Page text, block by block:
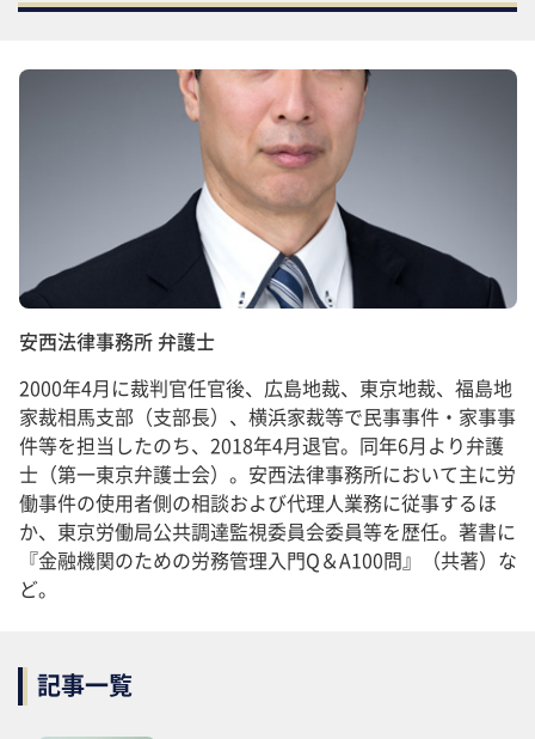
安西法律事務所 弁護士
2000年4月に裁判官任官後、広島地裁、東京地裁、福島地
家裁相馬支部（支部長）、横浜家裁等で民事事件・家事事
件等を担当したのち、2018年4月退官。同年6月より弁護
士（第一東京弁護士会）。安西法律事務所において主に労
働事件の使用者側の相談および代理人業務に従事するほ
か、東京労働局公共調達監視委員会委員等を歴任。著書に
『金融機関のための労務管理入門Q＆A100問』（共著）な
ど。
記事一覧